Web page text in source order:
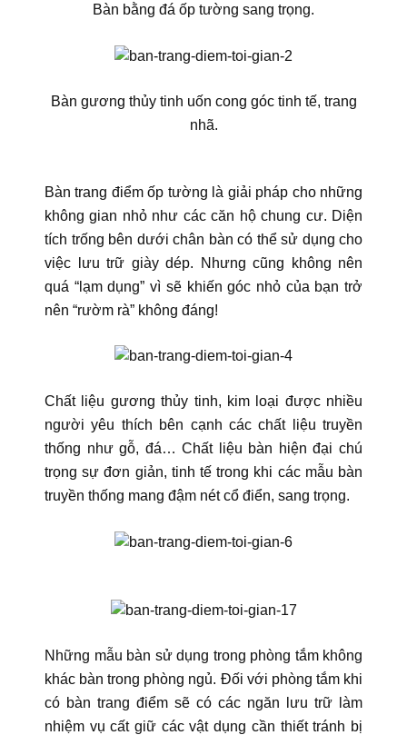
Bàn bằng đá ốp tường sang trọng.
Bàn gương thủy tinh uốn cong góc tinh tế, trang
nhã.
Bàn trang điểm ốp tường là giải pháp cho những
không gian nhỏ như các căn hộ chung cư. Diện
tích trống bên dưới chân bàn có thể sử dụng cho
việc lưu trữ giày dép. Nhưng cũng không nên
quá “lạm dụng” vì sẽ khiến góc nhỏ của bạn trở
nên “rườm rà” không đáng!
Chất liệu gương thủy tinh, kim loại được nhiều
người yêu thích bên cạnh các chất liệu truyền
thống như gỗ, đá… Chất liệu bàn hiện đại chú
trọng sự đơn giản, tinh tế trong khi các mẫu bàn
truyền thống mang đậm nét cổ điển, sang trọng.
Những mẫu bàn sử dụng trong phòng tắm không
khác bàn trong phòng ngủ. Đối với phòng tắm khi
có bàn trang điểm sẽ có các ngăn lưu trữ làm
nhiệm vụ cất giữ các vật dụng cần thiết tránh bị